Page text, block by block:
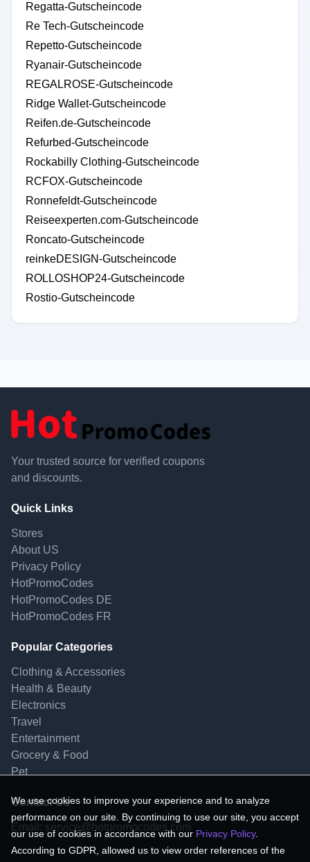
Regatta-Gutscheincode
Re Tech-Gutscheincode
Repetto-Gutscheincode
Ryanair-Gutscheincode
REGALROSE-Gutscheincode
Ridge Wallet-Gutscheincode
Reifen.de-Gutscheincode
Refurbed-Gutscheincode
Rockabilly Clothing-Gutscheincode
RCFOX-Gutscheincode
Ronnefeldt-Gutscheincode
Reiseexperten.com-Gutscheincode
Roncato-Gutscheincode
reinkeDESIGN-Gutscheincode
ROLLOSHOP24-Gutscheincode
Rostio-Gutscheincode
Your trusted source for verified coupons
and discounts.
Quick Links
Stores
About US
Privacy Policy
HotPromoCodes
HotPromoCodes DE
HotPromoCodes FR
Popular Categories
Clothing & Accessories
Health & Beauty
Electronics
Travel
Entertainment
Grocery & Food
Pet
Contact Us
Email: service@hotpromocodes.com
We use cookies to improve your experience and to analyze
performance on our site. By continuing to use our site, you accept
our use of cookies in accordance with our Privacy Policy.
According to GDPR, allowed us to view order references of the